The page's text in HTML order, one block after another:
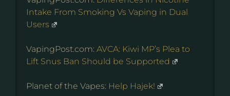
Intake From Smoking Vs Vaping in Dual
Users
VapingPost.com: AVCA: Kiwi MP’s Plea to
Lift Snus Ban Should be Supported
Planet of the Vapes: Help Hajek!